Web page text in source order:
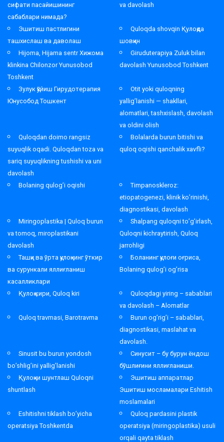
сифати пасайишининг
сабаблари нимада?
va davolash
Эшитиш пастлигини
ташхислаш ва даволаш
Quloqda shovqin Қулоқда
шовқин
Hijoma, Hijama sentr Хижома
klinkina Chilonzor Yunusobod
Toshkent
Giruduterapiya Zuluk bilan
davolash Yunusobod Toshkent
Зулук қўйиш Гирудотерапия
Юнусобод Тошкент
Otit yoki quloqning
yallig’lanishi — shakllari,
alomatlari, tashxislash, davolash
va oldini olish
Quloqdan doimo rangsiz
suyuqlik oqadi. Quloqdan toza va
sariq suyuqlikning tushishi va uni
davolash
Bolalarda burun bitishi va
quloq oqishi qanchalik xavfli?
Bolaning qulog’i oqishi
Timpanoskleroz:
etiopatogenezi, klinik ko’rinishi,
diagnostikasi, davolash
Miringoplastika | Quloq burun
va tomoq, miroplastikani
davolash
Shalpang quloqni to’g’irlash,
Quloqni kichraytirish, Quloq
jarrohligi
Ташқи ва ўрта қулоқнинг ўткир
ва сурункали яллиғланиш
касалликлари
Боланинг қулоғи оғриса,
Bolaning qulog’i og’risa
Қулоқ кири, Quloq kiri
Quloqdagi yiring – sabablari
va davolash – Alomatlar
Quloq travmasi, Barotravma
Burun og’rig’i – sabablari,
diagnostikasi, maslahat va
davolash.
Sinusit bu burun yondosh
bo’shlig’ini yallig’lanishi
Синусит – бу бурун ёндош
бўшлиғини яллиғланиши.
Қулоқни шунтлаш Quloqni
shuntlash
Эшитиш аппаратлар
Эшитиш мосламалари Eshitish
moslamalari
Eshitishni tiklash bo’yicha
operatsiya Toshkentda
Quloq pardasini plastik
operatsiya (miringoplastika) usuli
orqali qayta tiklash